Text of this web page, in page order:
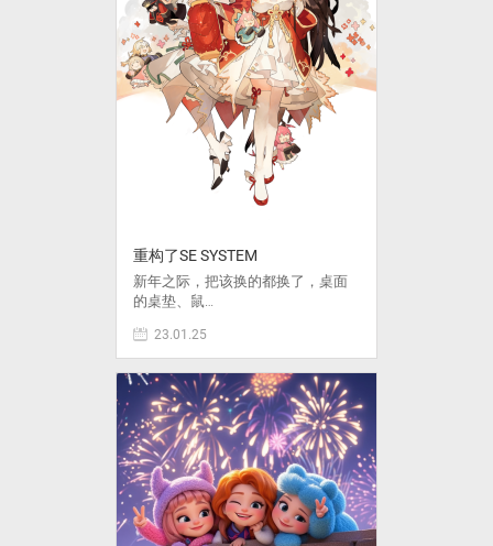
重构了SE SYSTEM
新年之际，把该换的都换了，桌面
的桌垫、鼠…
23.01.25